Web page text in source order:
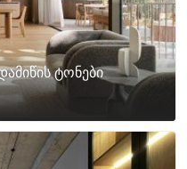
ტონები